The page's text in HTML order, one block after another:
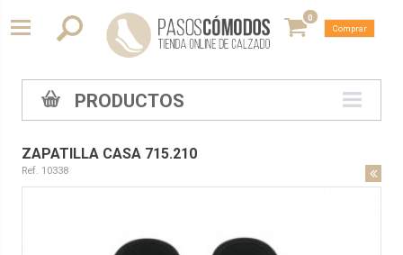
0
Comprar
PRODUCTOS
ZAPATILLA CASA 715.210
Ref. 10338